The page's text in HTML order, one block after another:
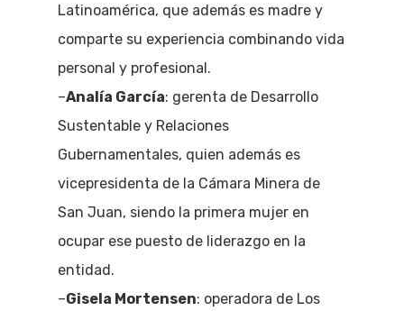
Latinoamérica, que además es madre y
comparte su experiencia combinando vida
personal y profesional.
–Analía García: gerenta de Desarrollo
Sustentable y Relaciones
Gubernamentales, quien además es
vicepresidenta de la Cámara Minera de
San Juan, siendo la primera mujer en
ocupar ese puesto de liderazgo en la
entidad.
–Gisela Mortensen: operadora de Los